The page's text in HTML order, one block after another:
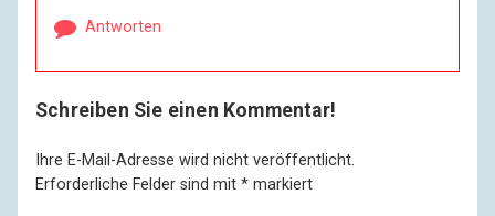
Antworten
Schreiben Sie einen Kommentar!
Ihre E-Mail-Adresse wird nicht veröffentlicht.
Erforderliche Felder sind mit * markiert